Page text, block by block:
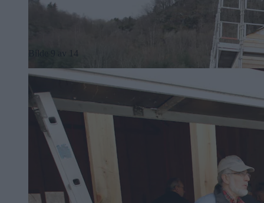
Bilde 9 av 14